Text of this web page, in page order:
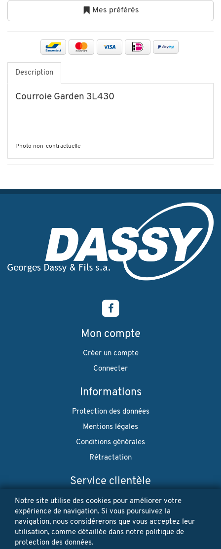
Mes préférés
Description
Courroie Garden 3L430
Photo non-contractuelle
Mon compte
Créer un compte
Connecter
Informations
Protection des données
Mentions légales
Conditions générales
Rétractation
Service clientèle
Envoi
Newsletter
Notre site utilise des cookies pour améliorer votre
expérience de navigation. Si vous poursuivez la
navigation, nous considérerons que vous acceptez leur
utilisation, comme détaillée dans notre politique de
protection des données.